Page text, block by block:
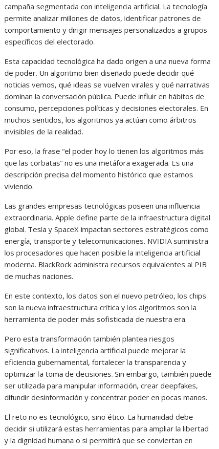
campaña segmentada con inteligencia artificial. La tecnología
permite analizar millones de datos, identificar patrones de
comportamiento y dirigir mensajes personalizados a grupos
específicos del electorado.
Esta capacidad tecnológica ha dado origen a una nueva forma
de poder. Un algoritmo bien diseñado puede decidir qué
noticias vemos, qué ideas se vuelven virales y qué narrativas
dominan la conversación pública. Puede influir en hábitos de
consumo, percepciones políticas y decisiones electorales. En
muchos sentidos, los algoritmos ya actúan como árbitros
invisibles de la realidad.
Por eso, la frase “el poder hoy lo tienen los algoritmos más
que las corbatas” no es una metáfora exagerada. Es una
descripción precisa del momento histórico que estamos
viviendo.
Las grandes empresas tecnológicas poseen una influencia
extraordinaria. Apple define parte de la infraestructura digital
global. Tesla y SpaceX impactan sectores estratégicos como
energía, transporte y telecomunicaciones. NVIDIA suministra
los procesadores que hacen posible la inteligencia artificial
moderna. BlackRock administra recursos equivalentes al PIB
de muchas naciones.
En este contexto, los datos son el nuevo petróleo, los chips
son la nueva infraestructura crítica y los algoritmos son la
herramienta de poder más sofisticada de nuestra era.
Pero esta transformación también plantea riesgos
significativos. La inteligencia artificial puede mejorar la
eficiencia gubernamental, fortalecer la transparencia y
optimizar la toma de decisiones. Sin embargo, también puede
ser utilizada para manipular información, crear deepfakes,
difundir desinformación y concentrar poder en pocas manos.
El reto no es tecnológico, sino ético. La humanidad debe
decidir si utilizará estas herramientas para ampliar la libertad
y la dignidad humana o si permitirá que se conviertan en